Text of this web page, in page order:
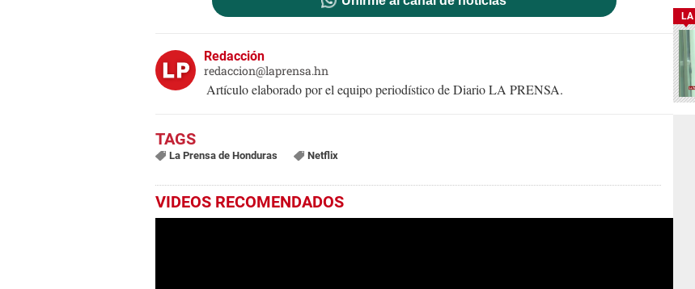
Redacción
redaccion@laprensa.hn
Artículo elaborado por el equipo periodístico de Diario LA PRENSA.
La Prensa de Honduras Netflix
VIDEOS RECOMENDADOS